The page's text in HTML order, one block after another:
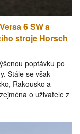
6 SW a
stroje Horsch
poptávku po
Stále se však
Rakousko a
o uživatele z